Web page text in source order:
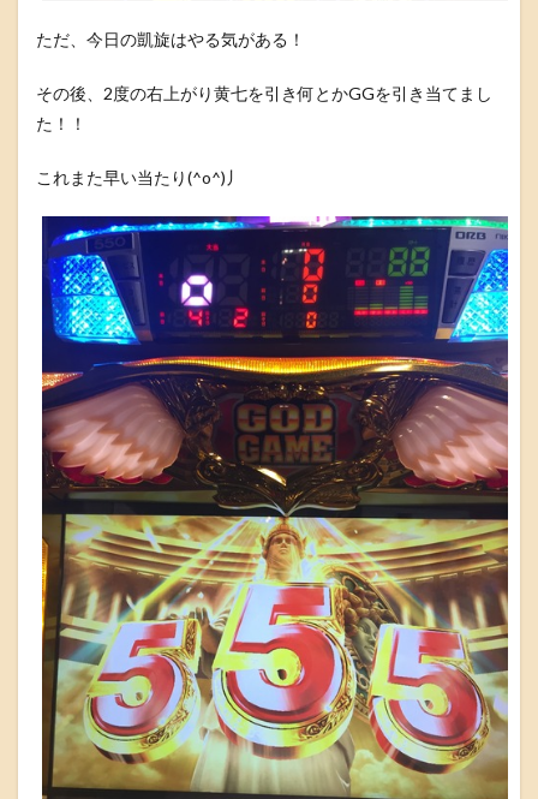
ただ、今日の凱旋はやる気がある！
その後、2度の右上がり黄七を引き何とかGGを引き当てまし
た！！
これまた早い当たり(^o^)丿